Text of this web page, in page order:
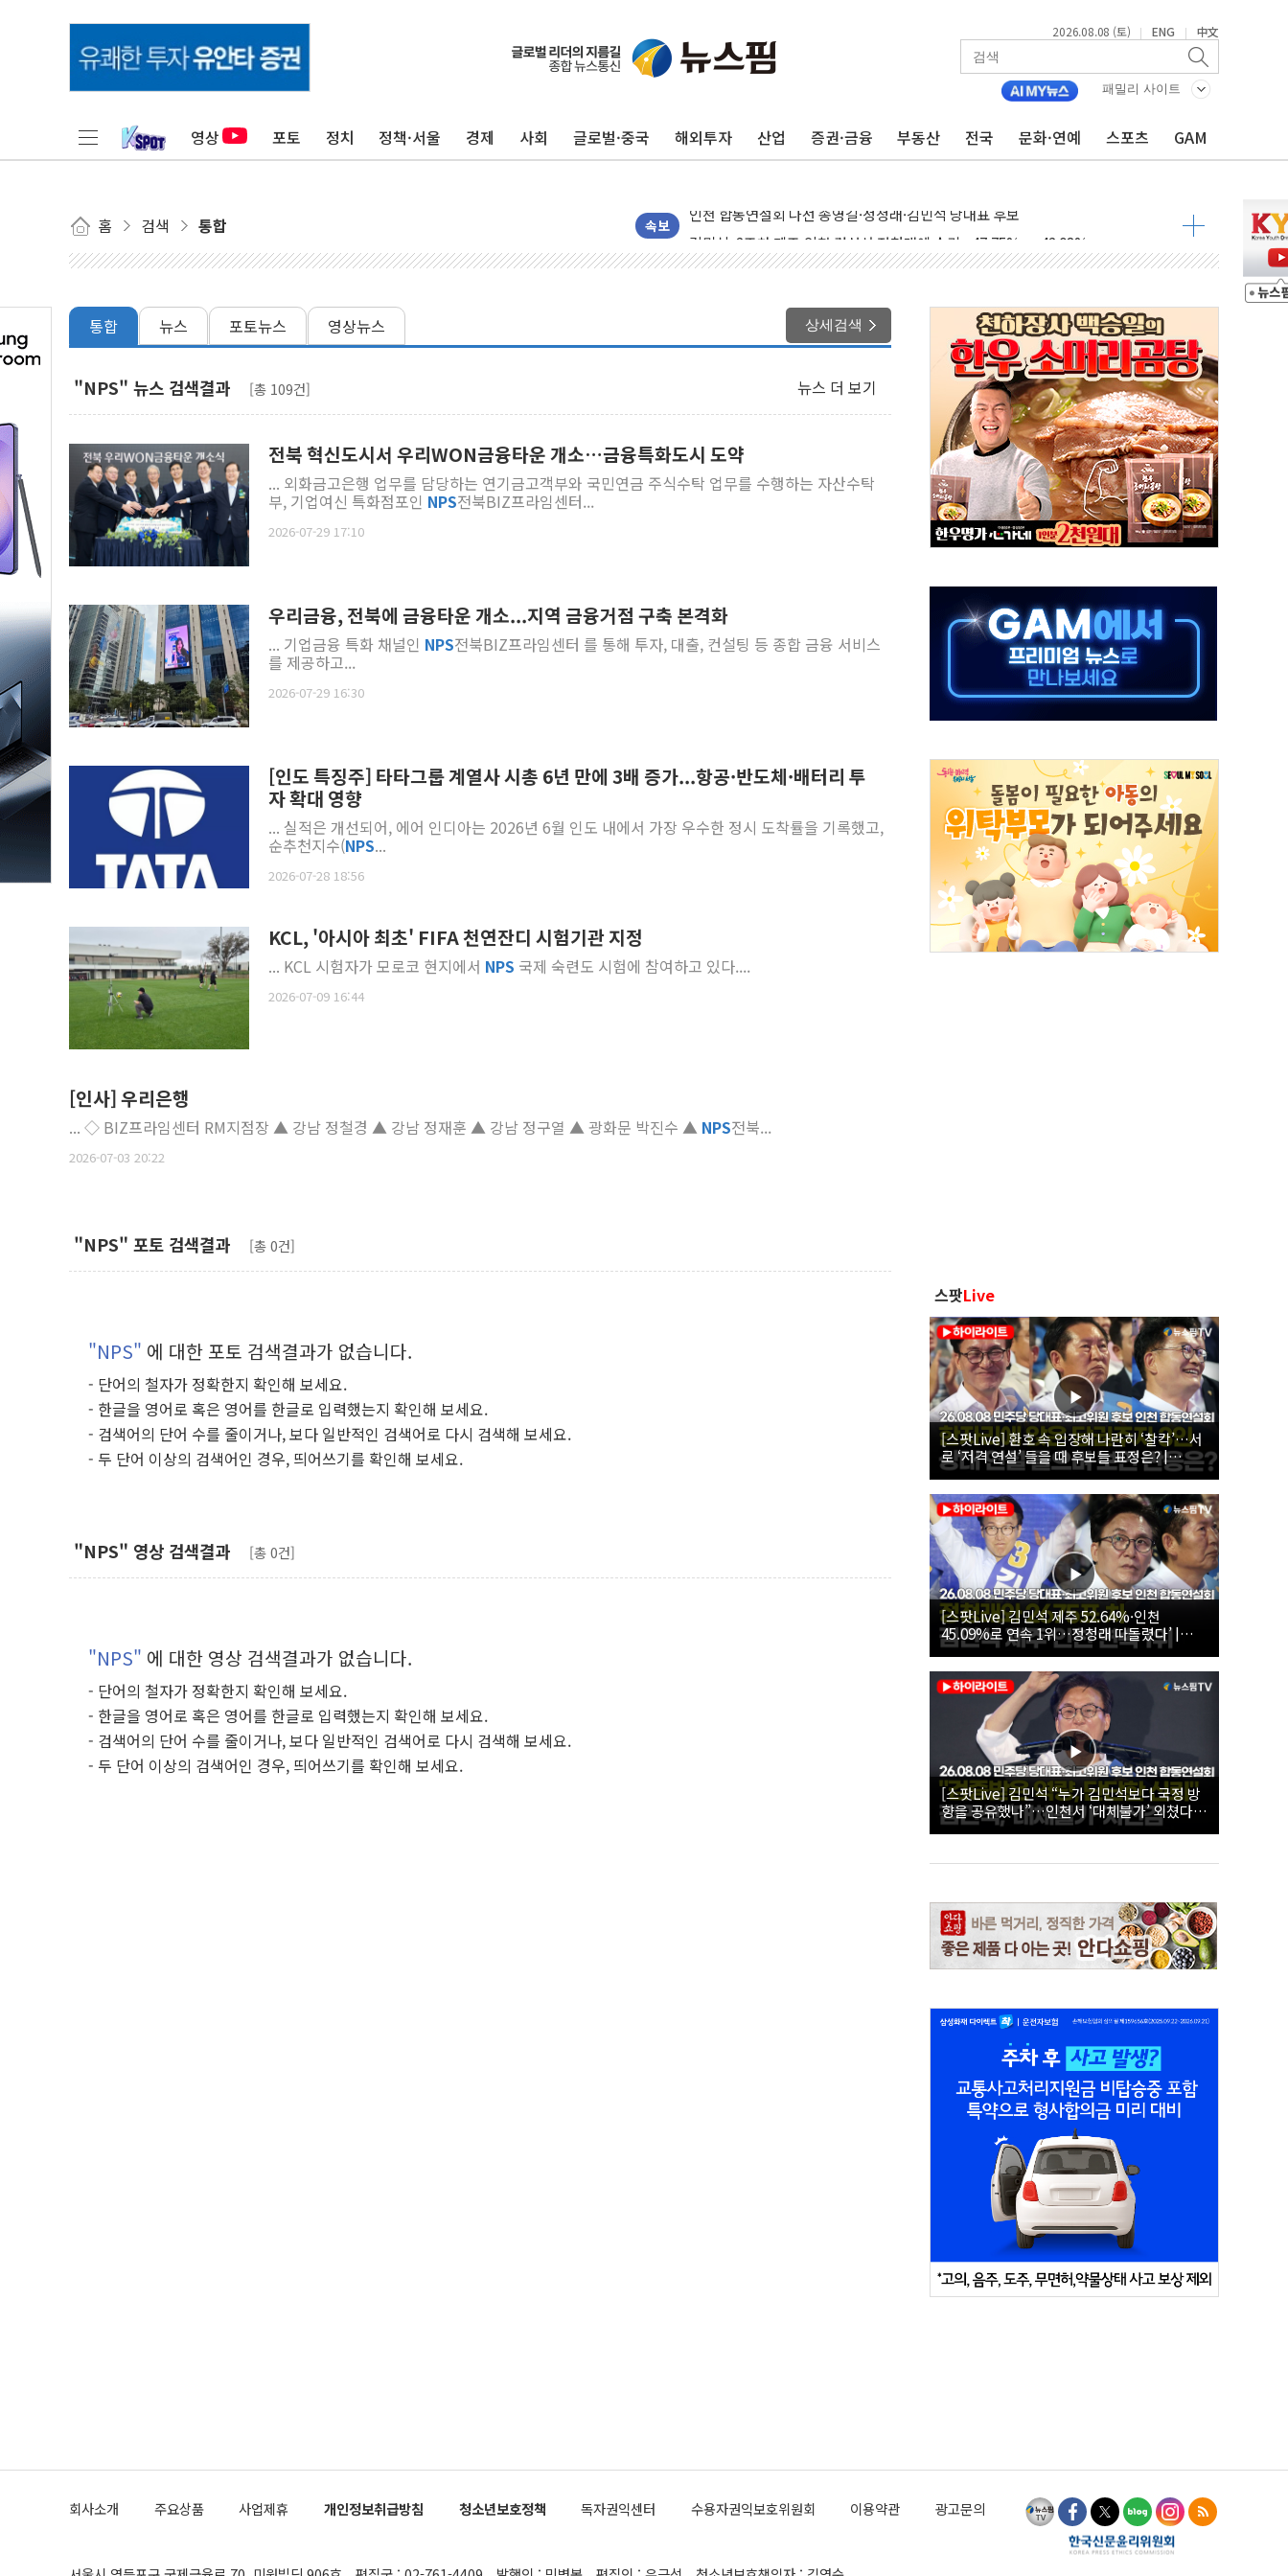
2026.08.08 (토) | ENG | 中文
패밀리 사이트
영상 포토 정치 정책·서울 경제 사회 글로벌·중국 해외투자 산업 증권·금융 부동산 전국 문화·연예 스포츠 GAM
홈 검색 통합 속보
울진·영덕 '호우특보'-포항 '산사태 주의보'...경북도, 호우 피해·통제구간 없어
[종합] 김민석, 정청래에 '0.86%p' 차 재역전 성공...金 45.42% vs 鄭 44.56%
김민석, 2주차 제주·인천 경선서 정청래에 승리...47.75% vs 42.08%
인사하는 김민석 당대표 후보
[속보] 민주, 인천 경선 결과 발표...김민석 45.09% 정청래 43.27% 송영길 11.63%
[속보] 민주, 제주 경선 결과 발표...김민석 52.64% 정청래 39.89% 송영길 7.47%
美, 이란전 출구전략 만지작…공습 한계·탄약 부족 현실화
강릉·동해·삼척 시간당 최대 50㎜ 폭우…강원 동해안 강한 비 이어져
폐기물 수거하다 참변…60대 환경미화원 수거차에 치여 사망
서울 중랑구 주택가서 흉기 난동…60대 남성 2명 숨져
李대통령 "결혼 때문에 손해 보는 일 없게"…'결혼 페널티' 22개 과제 손본다
여수 오동도 인근 해상서 모터보트 전복…1명 사망·1명 실종
인천 선재도 갯벌서 해루질 중 실종 60대 나흘만에 숨진 채 발견
인천서 말다툼 중 어머니 흉기 살해 10대 아들 체포
'화합' 꺼낸 김민석에 '뻔뻔' 받아친 정청래…제주 연설서 신경전 고조
李대통령, ISA 개편 재검토 지시…與 "적극 환영"·野 "졸속 국정"
통합 뉴스 포토뉴스 영상뉴스 상세검색
"NPS" 뉴스 검색결과 [총 109건] 뉴스 더 보기
전북 혁신도시서 우리WON금융타운 개소…금융특화도시 도약
... 외화금고은행 업무를 담당하는 연기금고객부와 국민연금 주식수탁 업무를 수행하는 자산수탁
부, 기업여신 특화점포인 NPS전북BIZ프라임센터...
2026-07-29 17:10
우리금융, 전북에 금융타운 개소...지역 금융거점 구축 본격화
... 기업금융 특화 채널인 NPS전북BIZ프라임센터 를 통해 투자, 대출, 컨설팅 등 종합 금융 서비스
를 제공하고...
2026-07-29 16:30
[인도 특징주] 타타그룹 계열사 시총 6년 만에 3배 증가...항공·반도체·배터리 투
자 확대 영향
... 실적은 개선되어, 에어 인디아는 2026년 6월 인도 내에서 가장 우수한 정시 도착률을 기록했고,
순추천지수(NPS...
2026-07-28 18:56
KCL, '아시아 최초' FIFA 천연잔디 시험기관 지정
... KCL 시험자가 모로코 현지에서 NPS 국제 숙련도 시험에 참여하고 있다....
2026-07-09 16:44
[인사] 우리은행
... ◇ BIZ프라임센터 RM지점장 ▲ 강남 정철경 ▲ 강남 정재훈 ▲ 강남 정구열 ▲ 광화문 박진수 ▲ NPS전북...
2026-07-03 20:22
"NPS" 포토 검색결과 [총 0건]
"NPS" 에 대한 포토 검색결과가 없습니다.
- 단어의 철자가 정확한지 확인해 보세요.
- 한글을 영어로 혹은 영어를 한글로 입력했는지 확인해 보세요.
- 검색어의 단어 수를 줄이거나, 보다 일반적인 검색어로 다시 검색해 보세요.
- 두 단어 이상의 검색어인 경우, 띄어쓰기를 확인해 보세요.
"NPS" 영상 검색결과 [총 0건]
"NPS" 에 대한 영상 검색결과가 없습니다.
- 단어의 철자가 정확한지 확인해 보세요.
- 한글을 영어로 혹은 영어를 한글로 입력했는지 확인해 보세요.
- 검색어의 단어 수를 줄이거나, 보다 일반적인 검색어로 다시 검색해 보세요.
- 두 단어 이상의 검색어인 경우, 띄어쓰기를 확인해 보세요.
스팟Live
[스팟Live] 환호 속 입장해 나란히 ‘찰칵’…서
로 ‘저격 연설’ 들을 때 후보들 표정은? |
26.08.08 더불어민주당 당대표·최고위원 후
보 인천 합동연설회
[스팟Live] 김민석 제주 52.64%·인천
45.09%로 연속 1위…정청래 따돌렸다’ |
26.08.08 더불어민주당 당대표·최고위원 후
보 인천 합동연설회
[스팟Live] 김민석 “누가 김민석보다 국정 방
향을 공유했나”…인천서 ‘대체불가’ 외쳤다 |
26.08.08 더불어민주당 당대표·최고위원 후
회사소개 주요상품 사업제휴 개인정보취급방침 청소년보호정책 독자권익센터 수용자권익보호위원회 이용약관 광고문의